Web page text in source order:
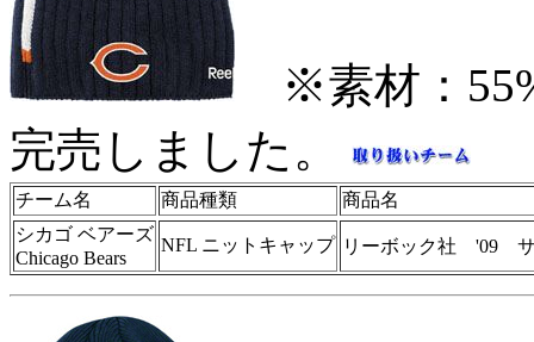
※素材：
完売しました。
チーム名 商品種類
商品名
シカゴ ベアーズ
Chicago Bears
NFL ニットキャップ リーボック社 '09 サ